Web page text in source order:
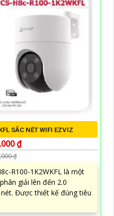
SẮC NÉT WIFI EZVIZ
₫
₫
R100-1K2WKFL là một
giải lên đến 2.0
Được thiết kế đúng tiêu